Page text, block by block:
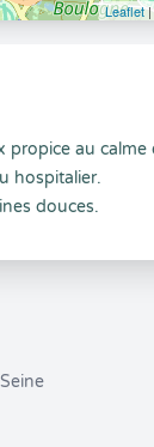
Leaflet|
au calme
hospitalier.
douces.